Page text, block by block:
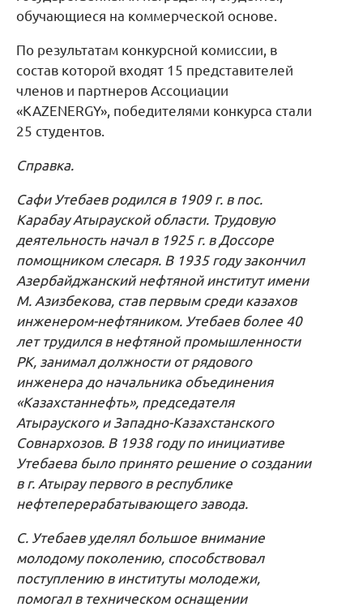
обучающиеся на коммерческой основе.
По результатам конкурсной комиссии, в
состав которой входят 15 представителей
членов и партнеров Ассоциации
«KAZENERGY», победителями конкурса стали
25 студентов.
Справка.
Сафи Утебаев родился в 1909 г. в пос.
Карабау Атырауской области. Трудовую
деятельность начал в 1925 г. в Доссоре
помощником слесаря. В 1935 году закончил
Азербайджанский нефтяной институт имени
М. Азизбекова, став первым среди казахов
инженером-нефтяником. Утебаев более 40
лет трудился в нефтяной промышленности
РК, занимал должности от рядового
инженера до начальника объединения
«Казахстаннефть», председателя
Атырауского и Западно-Казахстанского
Совнархозов. В 1938 году по инициативе
Утебаева было принято решение о создании
в г. Атырау первого в республике
нефтеперерабатывающего завода.
С. Утебаев уделял большое внимание
молодому поколению, способствовал
поступлению в институты молодежи,
помогал в техническом оснащении